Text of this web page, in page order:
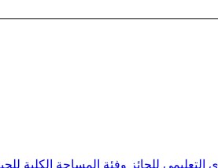
للحائز وفئة المساحة الكلية